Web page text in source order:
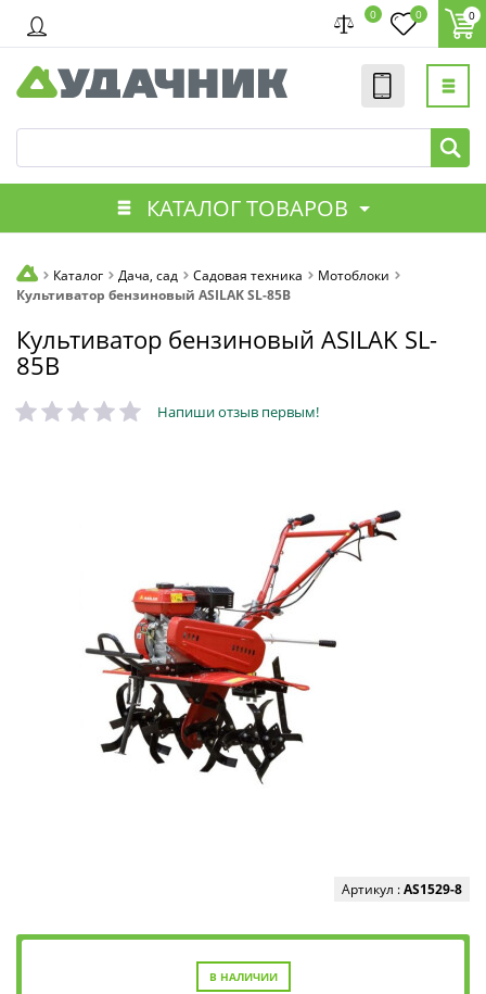
0 0 0
КАТАЛОГ ТОВАРОВ
Каталог Дача, сад Садовая техника
Мотоблоки
Культиватор бензиновый ASILAK SL-85B
Культиватор бензиновый ASILAK SL-
85B
Напиши отзыв первым!
Артикул :AS1529-8
В НАЛИЧИИ